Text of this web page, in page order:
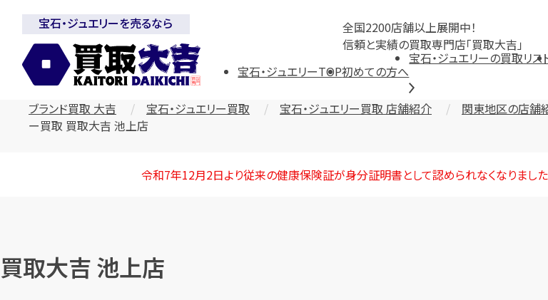
全国2200店舗以上展開中！
信頼と実績の買取専門店「買取大吉」
宝石・ジュエリーを売るなら
宝石・ジュエリーTOP初めての方へ
宝石・ジュエリーの買取リス
ブランド買取 大吉 宝石・ジュエリー買取 宝石・ジュエリー買取 店舗紹介 関東地区の店舗
ー買取 買取大吉 池上店
令和7年12月2日より従来の健康保険証が身分証明書として認められなくなりました
買取大吉 池上店